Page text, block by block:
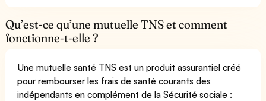
Qu’est-ce qu’une mutuelle TNS et comment
fonctionne-t-elle ?
Une mutuelle santé TNS est un produit assurantiel créé
pour rembourser les frais de santé courants des
indépendants en complément de la Sécurité sociale :